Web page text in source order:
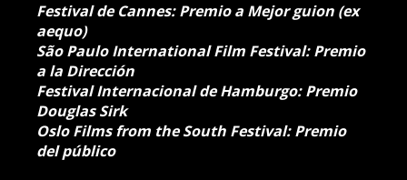
Festival de Cannes: Premio a Mejor guion (ex
aequo)
São Paulo International Film Festival: Premio
a la Dirección
Festival Internacional de Hamburgo: Premio
Douglas Sirk
Oslo Films from the South Festival: Premio
del público